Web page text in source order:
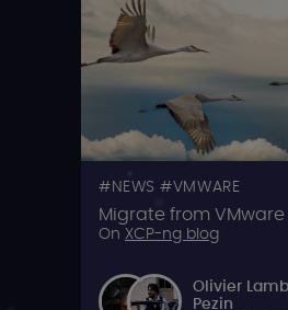
NEWS VMWARE
Migrate from VMware
On XCP-ng blog
Olivier
Pezin